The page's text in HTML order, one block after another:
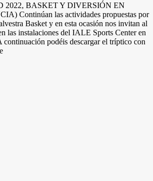
2022, BASKET Y DIVERSIÓN EN
Continúan las actividades propuestas por
Basket y en esta ocasión nos invitan al
las instalaciones del IALE Sports Center en
podéis descargar el tríptico con